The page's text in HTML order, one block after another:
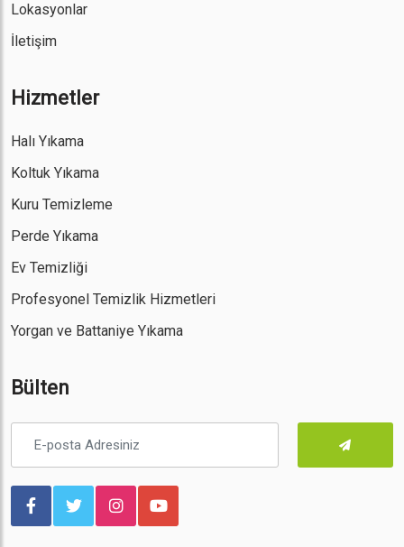
Lokasyonlar
İletişim
Hizmetler
Halı Yıkama
Koltuk Yıkama
Kuru Temizleme
Perde Yıkama
Ev Temizliği
Profesyonel Temizlik Hizmetleri
Yorgan ve Battaniye Yıkama
Bülten